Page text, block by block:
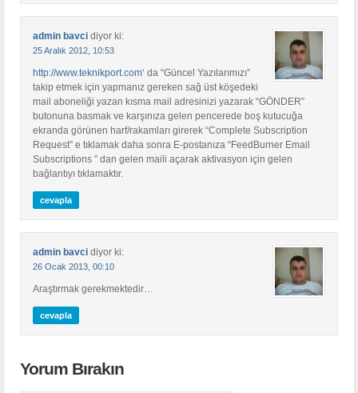
admin bavci diyor ki:
25 Aralık 2012, 10:53
http://www.teknikport.com‘ da “Güncel Yazılarımızı”
takip etmek için yapmanız gereken sağ üst köşedeki
mail aboneliği yazan kısma mail adresinizi yazarak “GÖNDER”
butonuna basmak ve karşınıza gelen pencerede boş kutucuğa
ekranda görünen harf/rakamları girerek “Complete Subscription
Request” e tıklamak daha sonra E-postanıza “FeedBurner Email
Subscriptions ” dan gelen maili açarak aktivasyon için gelen
bağlantıyı tıklamaktır.
cevapla
admin bavci diyor ki:
26 Ocak 2013, 00:10
Araştırmak gerekmektedir…
cevapla
Yorum Bırakın